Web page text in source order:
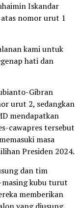
Iskandar
nomor urut 1
kami untuk
hati dan
Gibran
urut 2, sedangkan
mendapatkan
cawapres tersebut
masa
Presiden 2024.
dan tim
kubu turut
memberikan